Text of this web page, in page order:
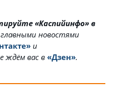
«Каспийинфо» в
главными новостями
и
ждём вас в«Дзен».